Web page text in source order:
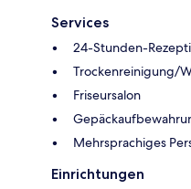
Services
24-Stunden-
Trockenreinigung/
Friseursalon
Mehrsprachiges
Einrichtungen